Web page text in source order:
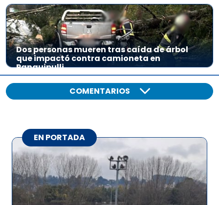
Dos personas mueren tras caída de árbol
que impactó contra camioneta en
Panguipulli
COMENTARIOS
EN PORTADA